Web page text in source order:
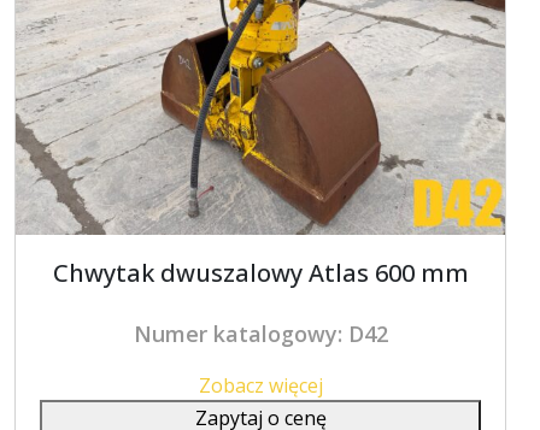
Chwytak dwuszalowy Atlas 600 mm
Numer katalogowy: D42
Zobacz więcej
Zapytaj o cenę